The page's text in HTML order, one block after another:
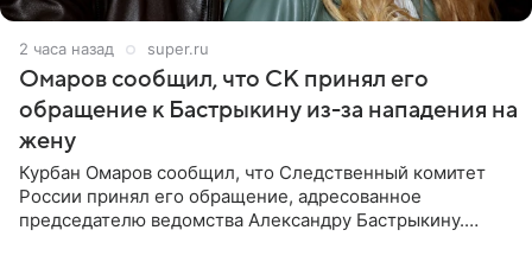
2 часа назад super.ru
Омаров сообщил, что СК принял его
обращение к Бастрыкину из-за нападения на
жену
Курбан Омаров сообщил, что Следственный комитет
России принял его обращение, адресованное
председателю ведомства Александру Бастрыкину.